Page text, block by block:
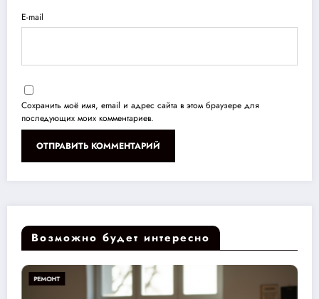
E-mail
Сохранить моё имя, email и адрес сайта в этом браузере для
последующих моих комментариев.
Возможно будет интересно
РЕМОНТ